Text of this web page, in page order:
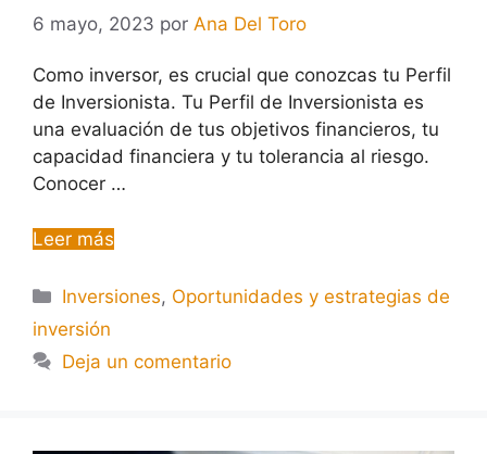
6 mayo, 2023 por Ana Del Toro
Como inversor, es crucial que conozcas tu Perfil
de Inversionista. Tu Perfil de Inversionista es
una evaluación de tus objetivos financieros, tu
capacidad financiera y tu tolerancia al riesgo.
Conocer …
Leer más
Inversiones, Oportunidades y estrategias de
inversión
Deja un comentario